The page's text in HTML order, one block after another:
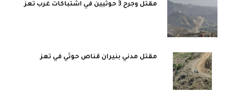
مقتل وجرح 3 حوثيين في اشتباكات غرب تعز
مقتل مدني بنيران قناص حوثي في تعز